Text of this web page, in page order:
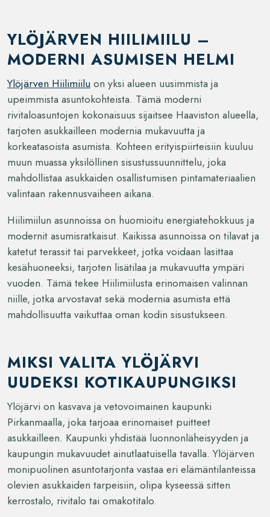
YLÖJÄRVEN HIILIMIILU –
MODERNI ASUMISEN HELMI
Ylöjärven Hiilimiiluon yksi alueen uusimmista ja
upeimmista asuntokohteista. Tämä moderni
rivitaloasuntojen kokonaisuus sijaitsee Haaviston alueella,
tarjoten asukkailleen modernia mukavuutta ja
korkeatasoista asumista. Kohteen erityispiirteisiin kuuluu
muun muassa yksilöllinen sisustussuunnittelu, joka
mahdollistaa asukkaiden osallistumisen pintamateriaalien
valintaan rakennusvaiheen aikana.
Hiilimiilun asunnoissa on huomioitu energiatehokkuus ja
modernit asumisratkaisut. Kaikissa asunnoissa on tilavat ja
katetut terassit tai parvekkeet, jotka voidaan lasittaa
kesähuoneeksi, tarjoten lisätilaa ja mukavuutta ympäri
vuoden. Tämä tekee Hiilimiilusta erinomaisen valinnan
niille, jotka arvostavat sekä modernia asumista että
mahdollisuutta vaikuttaa oman kodin sisustukseen.
MIKSI VALITA YLÖJÄRVI
UUDEKSI KOTIKAUPUNGIKSI
Ylöjärvi on kasvava ja vetovoimainen kaupunki
Pirkanmaalla, joka tarjoaa erinomaiset puitteet
asukkailleen. Kaupunki yhdistää luonnonläheisyyden ja
kaupungin mukavuudet ainutlaatuisella tavalla. Ylöjärven
monipuolinen asuntotarjonta vastaa eri elämäntilanteissa
olevien asukkaiden tarpeisiin, olipa kyseessä sitten
kerrostalo, rivitalo tai omakotitalo.